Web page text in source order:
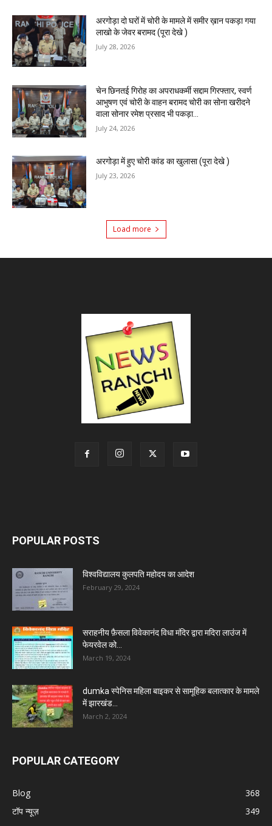
अरगोड़ा दो घरों में चोरी के मामले में समीर ख़ान पकड़ा गया
लाखो के जेवर बरामद (पूरा देखे )
July 28, 2026
चेन छिनतई गिरोह का अपराधकर्मी सद्दाम गिरफ्तार, स्वर्ण
आभुषण एवं चोरी के वाहन बरामद चोरी का सोना खरीदने
वाला सोनार रमेश प्रसाद भी पकड़ा...
July 24, 2026
अरगोड़ा में हुए चोरी कांड का खुलासा (पूरा देखे )
July 23, 2026
Load more
POPULAR POSTS
विश्वविद्यालय कुलपति महोदय का आदेश
February 29, 2024
सराहनीय फ़ैसला विवेकानंद विधा मंदिर द्वारा मदिरा लाउंज में
फेयरवेल को...
March 19, 2024
dumka स्पेनिस महिला बाइकर से सामूहिक बलात्कार के मामले
में झारखंड...
March 2, 2024
POPULAR CATEGORY
Blog
368
टॉप न्यूज़
349